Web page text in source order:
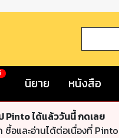
นิยาย หนังสือ
Pinto ได้แล้ววันนี้ กดเลย
อและอ่านได้ต่อเนื่องที่ Pinto